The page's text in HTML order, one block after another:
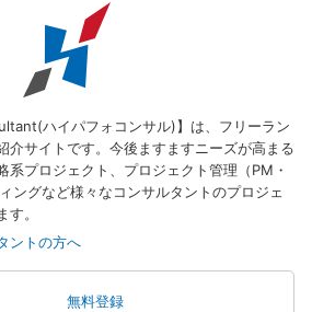
ハイパフォコンサル)】は、フリーラン
介サイトです。今後ますますニーズが高まる
系プロジェクト、プロジェクト管理（PM・
ングなど様々なコンサルタントのプロジェ
。
ントの方へ
無料登録